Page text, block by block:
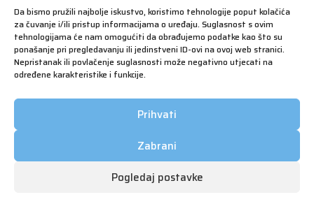
Da bismo pružili najbolje iskustvo, koristimo tehnologije poput kolačića
za čuvanje i/ili pristup informacijama o uređaju. Suglasnost s ovim
tehnologijama će nam omogućiti da obrađujemo podatke kao što su
ponašanje pri pregledavanju ili jedinstveni ID-ovi na ovoj web stranici.
Nepristanak ili povlačenje suglasnosti može negativno utjecati na
određene karakteristike i funkcije.
Prihvati
Zabrani
Pogledaj postavke
eTrade
Što je eTrade?
eTrade